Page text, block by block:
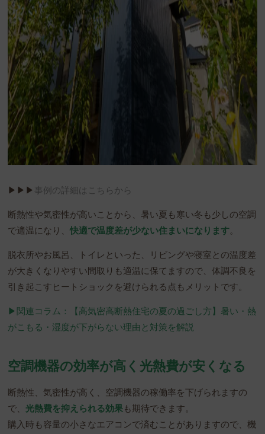
▶︎▶︎▶︎ 事例の詳細はこちらから
断熱性や気密性が高いことから、暑い夏も寒い冬も少しの空調
で適温になり、快適で温度差が少ない住まいになります。
脱衣所やお風呂、トイレといった、リビングや寝室との温度差
が大きくなりやすい間取りも適温に保てますので、体調不良を
引き起こすヒートショックを避けられる点もメリットです。
▶︎関連コラム：【高気密高断熱住宅の夏の過ごし方】暑い・熱
がこもる・湿度が下がらない理由と対策を解説
空調機器の効率が高く光熱費が安くなる
断熱性、気密性が高く、空調機器の稼働率を下げられますの
で、 光熱費を抑えられる効果も期待できます。
購入時も容量の小さなエアコンで済むことがありますので、機